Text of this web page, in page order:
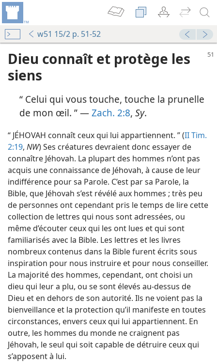
w51 15/2 p. 51-52
La Tour de Garde annonce le Royaume de Jéhovah 1953
Dieu connaît et protège les
siens
“ Celui qui vous touche, touche la prunelle
de mon œil. ” —Zach. 2:8, Sy.
“ JÉHOVAH connaît ceux qui lui appartiennent. ” (II Tim.
2:19, NW) Ses créatures devraient donc essayer de
connaître Jéhovah. La plupart des hommes n’ont pas
acquis une connaissance de Jéhovah, à cause de leur
indifférence pour sa Parole. C’est par sa Parole, la
Bible, que Jéhovah s’est révélé aux hommes ; très peu
de personnes ont cependant pris le temps de lire cette
collection de lettres qui nous sont adressées, ou
même d’écouter ceux qui les ont lues et qui sont
familiarisés avec la Bible. Les lettres et les livres
nombreux contenus dans la Bible furent écrits sous
inspiration pour nous instruire et pour nous conseiller.
La majorité des hommes, cependant, ont choisi un
dieu qui leur a plu, ou se sont élevés au-dessus de
Dieu et en dehors de son autorité. Ils ne voient pas la
bienveillance et la protection qu’il manifeste en toutes
circonstances, envers ceux qui lui appartiennent. En
outre, les hommes du monde ne craignent pas
Jéhovah, le seul qui soit capable de détruire ceux qui
s’apposent à lui.